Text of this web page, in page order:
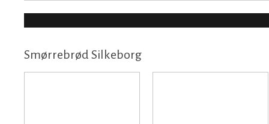
Smørrebrød Silkeborg